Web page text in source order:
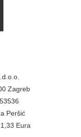
Zagreb
Peršić
Eura